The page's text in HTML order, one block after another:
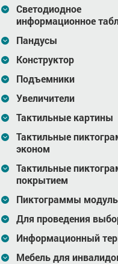
Светодиодное
информационное
Пандусы
Конструктор
Подъемники
Увеличители
Тактильные картины
Тактильные
эконом
Тактильные
покрытием
Пиктограммы
Для проведения
Информационный
Мебель для
Электросушилка для
рук 250х175х100 мм
Цена 3 321
В корзину